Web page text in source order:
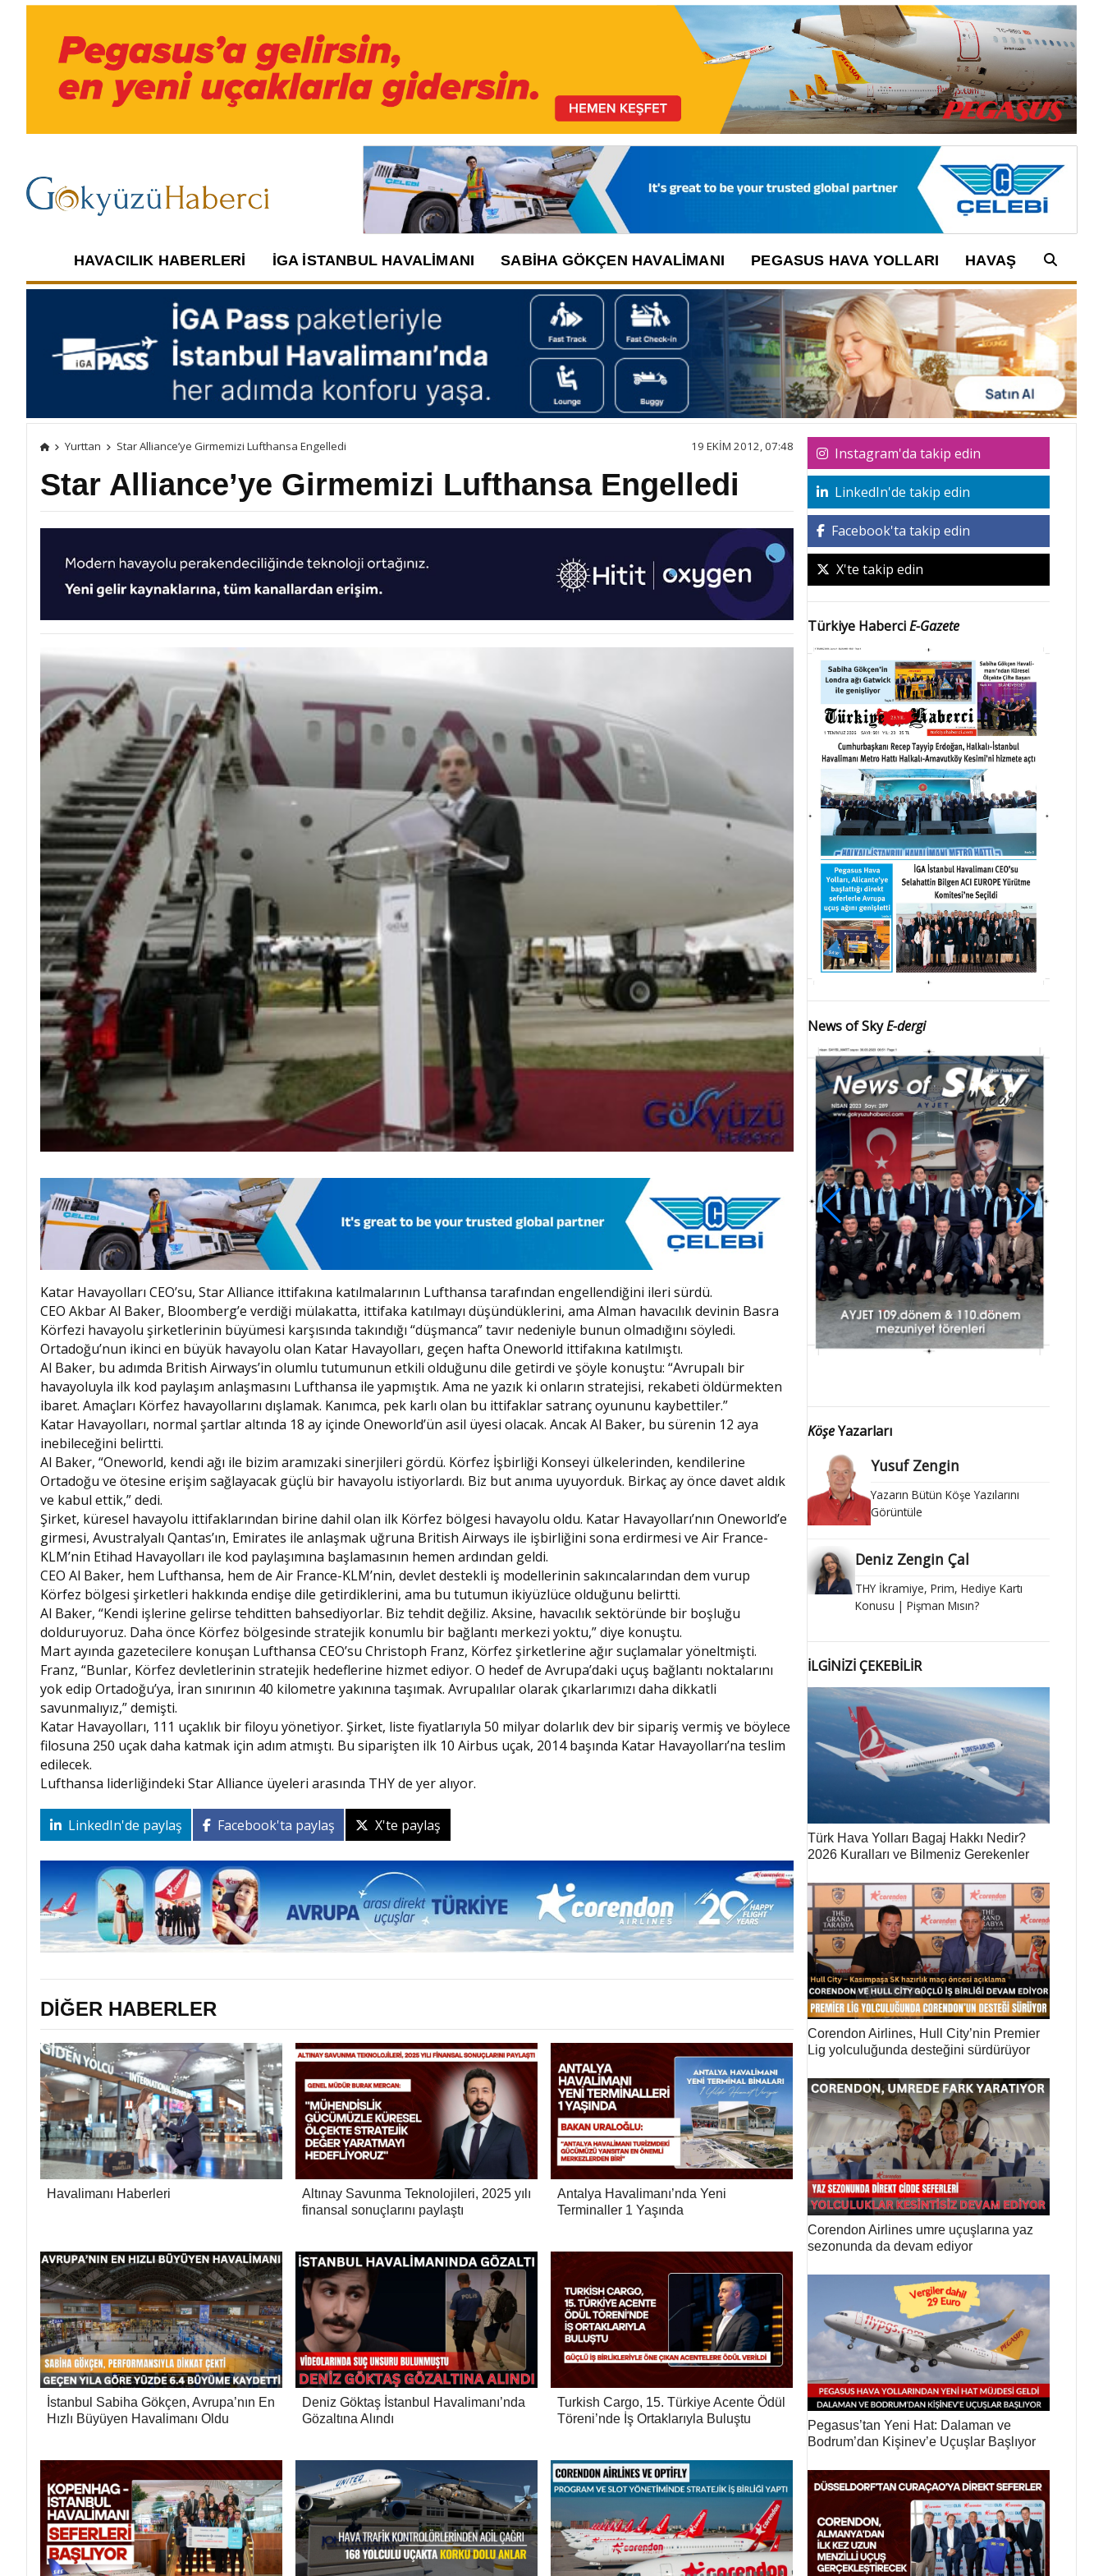
HAVACILIK HABERLERI İGA İSTANBUL HAVALIMANI SABIHA GÖKÇEN HAVALIMANI PEGASUS HAVA YOLLARI HAVAŞ
Arama:
Yurttan Star Alliance’ye Girmemizi Lufthansa Engelledi 19 EKIM 2012, 07:48
Star Alliance’ye Girmemizi Lufthansa Engelledi
Katar Havayolları CEO’su, Star Alliance ittifakına katılmalarının Lufthansa tarafından engellendiğini ileri sürdü.
CEO Akbar Al Baker, Bloomberg’e verdiği mülakatta, ittifaka katılmayı düşündüklerini, ama Alman havacılık devinin Basra
Körfezi havayolu şirketlerinin büyümesi karşısında takındığı “düşmanca” tavır nedeniyle bunun olmadığını söyledi.
Ortadoğu’nun ikinci en büyük havayolu olan Katar Havayolları, geçen hafta Oneworld ittifakına katılmıştı.
Al Baker, bu adımda British Airways’in olumlu tutumunun etkili olduğunu dile getirdi ve şöyle konuştu: “Avrupalı bir
havayoluyla ilk kod paylaşım anlaşmasını Lufthansa ile yapmıştık. Ama ne yazık ki onların stratejisi, rekabeti öldürmekten
ibaret. Amaçları Körfez havayollarını dışlamak. Kanımca, pek karlı olan bu ittifaklar satranç oyununu kaybettiler.”
Katar Havayolları, normal şartlar altında 18 ay içinde Oneworld’ün asil üyesi olacak. Ancak Al Baker, bu sürenin 12 aya
inebileceğini belirtti.
Al Baker, “Oneworld, kendi ağı ile bizim aramızaki sinerjileri gördü. Körfez İşbirliği Konseyi ülkelerinden, kendilerine
Ortadoğu ve ötesine erişim sağlayacak güçlü bir havayolu istiyorlardı. Biz but anıma uyuyorduk. Birkaç ay önce davet aldık
ve kabul ettik,” dedi.
Şirket, küresel havayolu ittifaklarından birine dahil olan ilk Körfez bölgesi havayolu oldu. Katar Havayolları’nın Oneworld’e
girmesi, Avustralyalı Qantas’ın, Emirates ile anlaşmak uğruna British Airways ile işbirliğini sona erdirmesi ve Air France-
KLM’nin Etihad Havayolları ile kod paylaşımına başlamasının hemen ardından geldi.
CEO Al Baker, hem Lufthansa, hem de Air France-KLM’nin, devlet destekli iş modellerinin sakıncalarından dem vurup
Körfez bölgesi şirketleri hakkında endişe dile getirdiklerini, ama bu tutumun ikiyüzlüce olduğunu belirtti.
Al Baker, “Kendi işlerine gelirse tehditten bahsediyorlar. Biz tehdit değiliz. Aksine, havacılık sektöründe bir boşluğu
dolduruyoruz. Daha önce Körfez bölgesinde stratejik konumlu bir bağlantı merkezi yoktu,” diye konuştu.
Mart ayında gazetecilere konuşan Lufthansa CEO’su Christoph Franz, Körfez şirketlerine ağır suçlamalar yöneltmişti.
Franz, “Bunlar, Körfez devletlerinin stratejik hedeflerine hizmet ediyor. O hedef de Avrupa’daki uçuş bağlantı noktalarını
yok edip Ortadoğu’ya, İran sınırının 40 kilometre yakınına taşımak. Avrupalılar olarak çıkarlarımızı daha dikkatli
savunmalıyız,” demişti.
Katar Havayolları, 111 uçaklık bir filoyu yönetiyor. Şirket, liste fiyatlarıyla 50 milyar dolarlık dev bir sipariş vermiş ve böylece
filosuna 250 uçak daha katmak için adım atmıştı. Bu siparişten ilk 10 Airbus uçak, 2014 başında Katar Havayolları’na teslim
edilecek.
Lufthansa liderliğindeki Star Alliance üyeleri arasında THY de yer alıyor.
LinkedIn'de paylaş Facebook'ta paylaş X'te paylaş
DİĞER HABERLER
Havalimanı Haberleri
Altınay Savunma Teknolojileri, 2025 yılı
finansal sonuçlarını paylaştı
Antalya Havalimanı’nda Yeni
Terminaller 1 Yaşında
İstanbul Sabiha Gökçen, Avrupa’nın En
Hızlı Büyüyen Havalimanı Oldu
Deniz Göktaş İstanbul Havalimanı’nda
Gözaltına Alındı
Turkish Cargo, 15. Türkiye Acente Ödül
Töreni’nde İş Ortaklarıyla Buluştu
Instagram'da takip edin
LinkedIn'de takip edin
Facebook'ta takip edin
X'te takip edin
Türkiye HaberciE-Gazete
News of SkyE-dergi
KöşeYazarları
Yusuf Zengin
Yazarın Bütün Köşe Yazılarını
Görüntüle
Deniz Zengin Çal
THY İkramiye, Prim, Hediye Kartı
Konusu | Pişman Mısın?
İLGİNİZİ ÇEKEBİLİR
Türk Hava Yolları Bagaj Hakkı Nedir?
2026 Kuralları ve Bilmeniz Gerekenler
Corendon Airlines, Hull City’nin Premier
Lig yolculuğunda desteğini sürdürüyor
Corendon Airlines umre uçuşlarına yaz
sezonunda da devam ediyor
Pegasus’tan Yeni Hat: Dalaman ve
Bodrum’dan Kişinev’e Uçuşlar Başlıyor